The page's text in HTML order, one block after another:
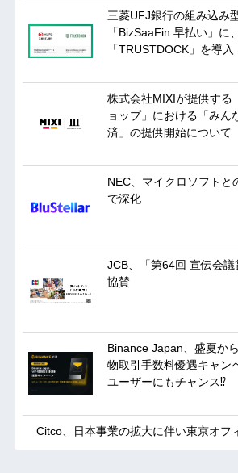
三菱UFJ銀行の組み込み
「BizSaaFin 早払い」に
「TRUSTDOCK」を導入
株式会社MIXIが提供する
ョップ」における「みん
済」の提供開始について
NEC、マイクロソフトと
で深化
JCB、「第64回 宣伝会議
協賛
Binance Japan、盛夏か
物取引手数料優遇キャン
ユーザーにもチャンス⁉︎
Citco、日本事業の拡大に伴い東京オフ